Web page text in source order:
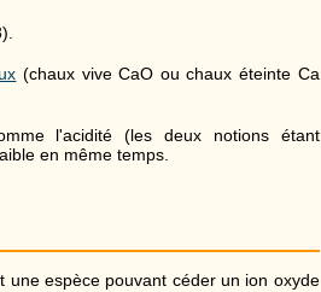
(chaux vive CaO ou chaux éteinte Ca
l'acidité (les deux notions étant
en même temps.
espèce pouvant céder un ion oxyde